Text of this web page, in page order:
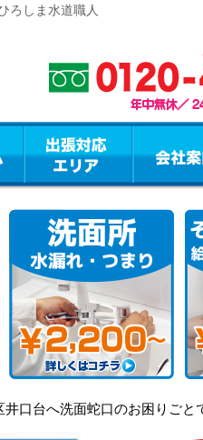
ろしま水道職人
口台へ洗面蛇口のお困りごと